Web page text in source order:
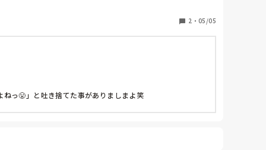
2 ・ 05/05
っ😤」と吐き捨てた事がありましまよ笑